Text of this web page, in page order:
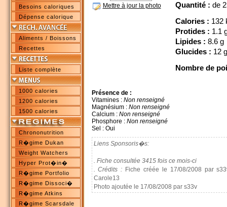
Besoins caloriques
Dépense calorique
Aliments / Boissons
Recettes
Liste complète
1000 calories
1200 calories
1500 calories
Chrononutrition
R�gime Dukan
Weight Watchers
Hyper Prot�in�
R�gime Portfolio
R�gime Dissoci�
R�gime Atkins
R�gime Scarsdale
Mettre à jour la photo
Quantité : de
Calories : 132
Protides : 1.1
Lipides : 8.6 g
Glucides : 12 g
Nombre de
Présence de :
Vitamines : Non renseigné
Magnésium : Non renseigné
Calcium : Non renseigné
Phosphore : Non renseigné
Sel : Oui
Liens Sponsoris�s:
. Fiche consultée 3415 fois ce mois-ci
. Crédits : Fiche créée le 17/08/2008 par
Carole13
Photo ajoutée le 17/08/2008 par s33v